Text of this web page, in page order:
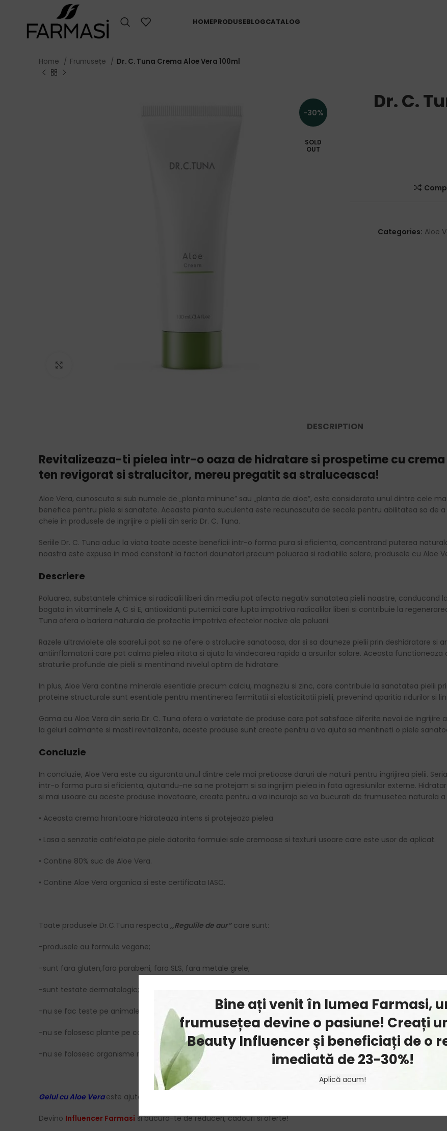
Bine ați venit în lumea Farmasi,
frumusețea devine o pasiune! Creați
Beauty Influencer și beneficiați de o
imediată de 23-30%!
Aplică acum!
HOMEPRODUSEBLOGCATALOG
Home Frumusețe Dr. C. Tuna Crema Aloe Vera 100ml
-30%
SOLD
OUT
Dr. C.
Categories: Aloe
DESCRIPTION
Revitalizeaza-ti pielea intr-o oaza de hidratare si prospetime cu
ten revigorat si stralucitor, mereu pregatit sa straluceasca!
Aloe Vera, cunoscuta si sub numele de „planta minune” sau „planta de aloe”, este considerata unul dintre cele
benefice pentru piele si sanatate. Aceasta planta suculenta este recunoscuta de secole pentru abilitatea sa de
cheie in produsele de ingrijire a pielii din seria Dr. C. Tuna.
Seriile Dr. C. Tuna aduc la viata toate aceste beneficii intr-o forma pura si eficienta, concentrand puterea
noastra este expusa in mod constant la factori daunatori precum poluarea si radiatiile solare, produsele cu Aloe
Descriere
Poluarea, substantele chimice si radicalii liberi din mediu pot afecta negativ sanatatea pielii noastre, conducand
bogata in vitaminele A, C si E, antioxidanti puternici care lupta impotriva radicalilor liberi si contribuie la
Tuna ofera o bariera naturala de protectie impotriva efectelor nocive ale poluarii.
Razele ultraviolete ale soarelui pot sa ne ofere o stralucire sanatoasa, dar si sa dauneze pielii prin deshidratare si
antiinflamatorii care pot calma pielea iritata si ajuta la vindecarea rapida a arsurilor solare. Aceasta
straturile profunde ale pielii si mentinand nivelul optim de hidratare.
In plus, Aloe Vera contine minerale esentiale precum calciu, magneziu si zinc, care contribuie la sanatatea pielii
proteine structurale sunt esentiale pentru mentinerea fermitatii si elasticitatii pielii, prevenind aparitia ridurilor si
Gama cu Aloe Vera din seria Dr. C. Tuna ofera o varietate de produse care pot satisface diferite nevoi de
la geluri calmante si masti revitalizante, aceste produse sunt create pentru a va ajuta sa mentineti o piele
Concluzie
In concluzie, Aloe Vera este cu siguranta unul dintre cele mai pretioase daruri ale naturii pentru ingrijirea pielii.
intr-o forma pura si eficienta, ajutandu-ne sa ne protejam si sa ingrijim pielea in fata agresiunilor externe.
si mai usoare cu aceste produse inovatoare, create pentru a va incuraja sa va bucurati de frumusetea naturala
• Aceasta crema hranitoare hidrateaza intens si protejeaza pielea
• Lasa o senzatie catifelata pe piele datorita formulei sale cremoase si texturii usoare care este usor de aplicat.
• Contine 80% suc de Aloe Vera.
• Contine Aloe Vera organica si este certificata IASC.
Toate produsele Dr.C.Tuna respecta ,,Regulile de aur”care sunt:
-produsele au formule vegane;
-sunt fara gluten,fara parabeni, fara SLS, fara metale grele;
-sunt testate dermatologic;
-nu se fac teste pe animale;
-nu se folosesc plante pe cale de disparitie;
-nu se folosesc organisme modificate genetic.
Gelul cu Aloe Vera este ajutorul tau de nasejde in orice problema:arsuri,arsuri solare, deshidratarea pielii,etc.
Devino Influencer Farmasi si bucura-te de reduceri, cadouri si oferte!